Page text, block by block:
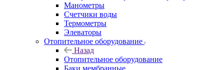
Манометры
Счетчики воды
Термометры
Элеваторы
Отопительное оборудование
Назад
Отопительное оборудование
Баки мембранные